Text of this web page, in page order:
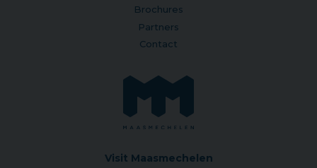
Brochures
Partners
Contact
Visit Maasmechelen